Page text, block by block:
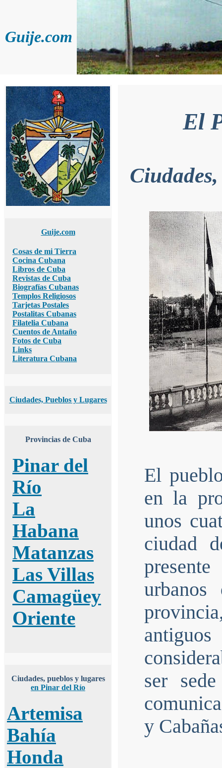
Guije.com
Guije.com
Cosas de mi Tierra
Cocina Cubana
Libros de Cuba
Revistas de Cuba
Biografías Cubanas
Templos Religiosos
Tarjetas Postales
Postalitas Cubanas
Filatelia Cubana
Cuentos de Antaño
Fotos de Cuba
Links
Literatura Cubana
Ciudades, Pueblos y Lugares
Provincias de Cuba
Pinar del
Río
La
Habana
Matanzas
Las Villas
Camagüey
Oriente
Ciudades, pueblos y lugares
en Pinar del Río
Artemisa
Bahía
Honda
El
El
en la
unos
ciudad
ser
y